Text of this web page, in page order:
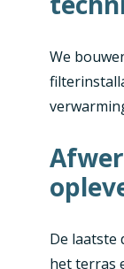
We
De laatste
het terras